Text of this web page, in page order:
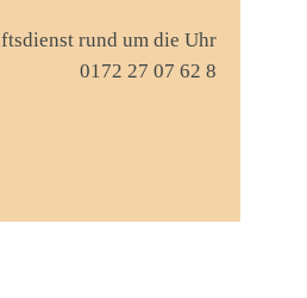
rund um die Uhr
0172 27 07 62 8